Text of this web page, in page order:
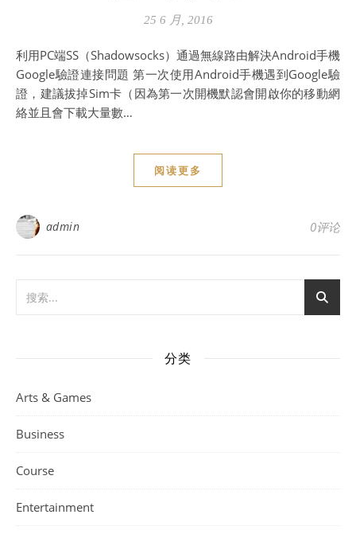
25 6 月, 2016
利用PC端SS（Shadowsocks）通過無線路由解決Android手機
Google驗證連接問題 第一次使用Android手機遇到Google驗
證，建議拔掉Sim卡（因為第一次開機默認會開啟你的移動網
絡並且會下載大量數…
阅读更多
admin 0评论
分类
Arts & Games
Business
Course
Entertainment